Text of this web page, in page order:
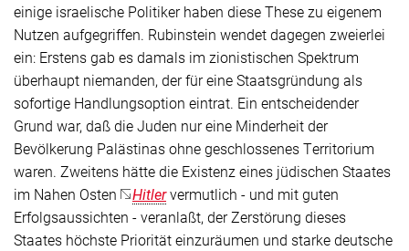
einige israelische Politiker haben diese These zu eigenem
Nutzen aufgegriffen. Rubinstein wendet dagegen zweierlei
ein: Erstens gab es damals im zionistischen Spektrum
überhaupt niemanden, der für eine Staatsgründung als
sofortige Handlungsoption eintrat. Ein entscheidender
Grund war, daß die Juden nur eine Minderheit der
Bevölkerung Palästinas ohne geschlossenes Territorium
waren. Zweitens hätte die Existenz eines jüdischen Staates
im Nahen Osten
Hitlervermutlich - und mit guten
Erfolgsaussichten - veranlaßt, der Zerstörung dieses
Staates höchste Priorität einzuräumen und starke deutsche